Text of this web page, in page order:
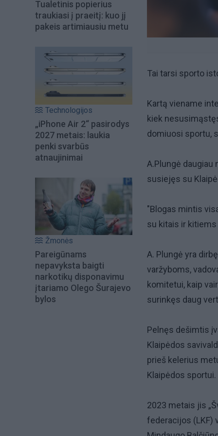
Tualetinis popierius
traukiasi į praeitį: kuo jį
pakeis artimiausiu metu
Technologijos
„iPhone Air 2“ pasirodys
2027 metais: laukia
penki svarbūs
atnaujinimai
Žmonės
Pareigūnams
nepavyksta baigti
narkotikų disponavimu
įtariamo Olego Šurajevo
bylos
Tai tarsi sporto
Kartą viename
kiek
domiuosi sportu,
A.Plungė daugiau
susiejęs su
"Blogas mintis
su kitais ir kitiems
A. Plungė yra
varžyboms,
komitetui, kaip
surinkęs daug
Pelnęs dešimtis
Klaipėdos
prieš kelerius
Klaipėdos sportui.
2023 metais jis
federacijos (LKF)